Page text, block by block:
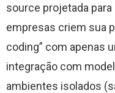
source projetada
empresas criem sua
coding” com apenas
integração com
ambientes isolados